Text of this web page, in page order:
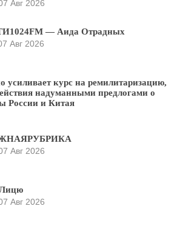
Авг 2026
— Аида Отрадных
Авг 2026
курс на ремилитаризацию,
надуманными предлогами о
России и Китая
Авг 2026
Авг 2026